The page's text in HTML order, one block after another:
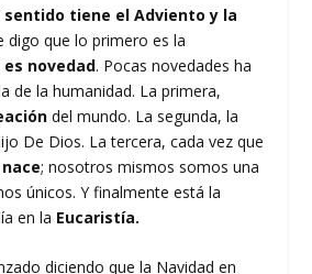
sentido tiene el Adviento y la
digo que lo primero es la
es novedad. Pocas novedades ha
de la humanidad. La primera,
del mundo. La segunda, la
De Dios. La tercera, cada vez que
nace; nosotros mismos somos una
únicos. Y finalmente está la
en la Eucaristía.
diciendo que la Navidad en